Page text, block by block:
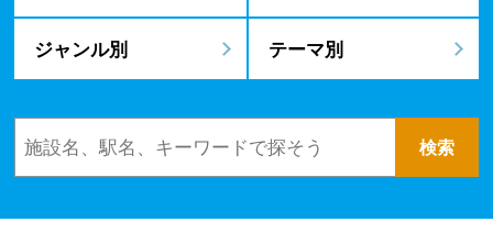
ジャンル別 テーマ別